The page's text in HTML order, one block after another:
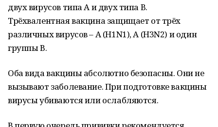
двух вирусов типа А и двух типа В.
Трёхвалентная вакцина защищает от трёх
различных вирусов – A (H1N1), A (H3N2) и один
группы В.
Оба вида вакцины абсолютно безопасны. Они не
вызывают заболевание. При подготовке вакцины
вирусы убиваются или ослабляются.